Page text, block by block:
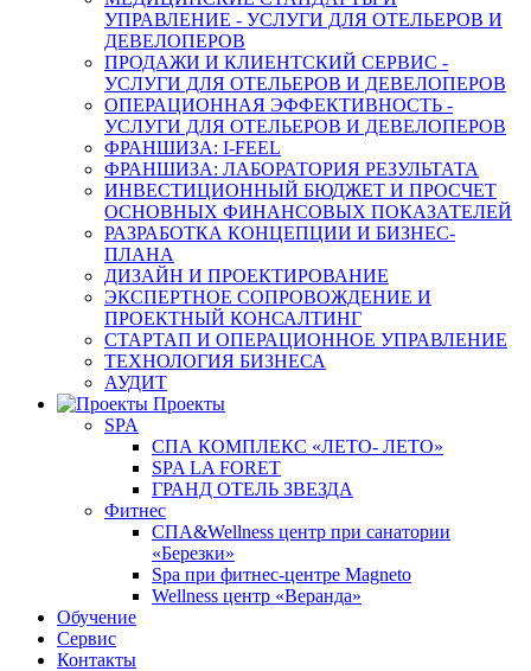
УПРАВЛЕНИЕ - УСЛУГИ ДЛЯ ОТЕЛЬЕРОВ И
ДЕВЕЛОПЕРОВ
ПРОДАЖИ И КЛИЕНТСКИЙ СЕРВИС -
УСЛУГИ ДЛЯ ОТЕЛЬЕРОВ И ДЕВЕЛОПЕРОВ
ОПЕРАЦИОННАЯ ЭФФЕКТИВНОСТЬ -
УСЛУГИ ДЛЯ ОТЕЛЬЕРОВ И ДЕВЕЛОПЕРОВ
ФРАНШИЗА: I-FEEL
ФРАНШИЗА: ЛАБОРАТОРИЯ РЕЗУЛЬТАТА
ИНВЕСТИЦИОННЫЙ БЮДЖЕТ И ПРОСЧЕТ
ОСНОВНЫХ ФИНАНСОВЫХ ПОКАЗАТЕЛЕЙ
РАЗРАБОТКА КОНЦЕПЦИИ И БИЗНЕС-
ПЛАНА
ДИЗАЙН И ПРОЕКТИРОВАНИЕ
ЭКСПЕРТНОЕ СОПРОВОЖДЕНИЕ И
ПРОЕКТНЫЙ КОНСАЛТИНГ
СТАРТАП И ОПЕРАЦИОННОЕ УПРАВЛЕНИЕ
ТЕХНОЛОГИЯ БИЗНЕСА
АУДИТ
Проекты
SPA
СПА КОМПЛЕКС «ЛЕТО- ЛЕТО»
SPA LA FORET
ГРАНД ОТЕЛЬ ЗВЕЗДА
Фитнес
СПА&Wellness центр при санатории
«Березки»
Spa при фитнес-центре Magneto
Wellness центр «Веранда»
Обучение
Сервис
Контакты